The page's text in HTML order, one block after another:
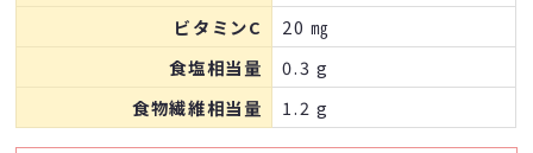
ビタミンC
20 ㎎
食塩相当量
0.3 g
食物繊維相当量
1.2 g